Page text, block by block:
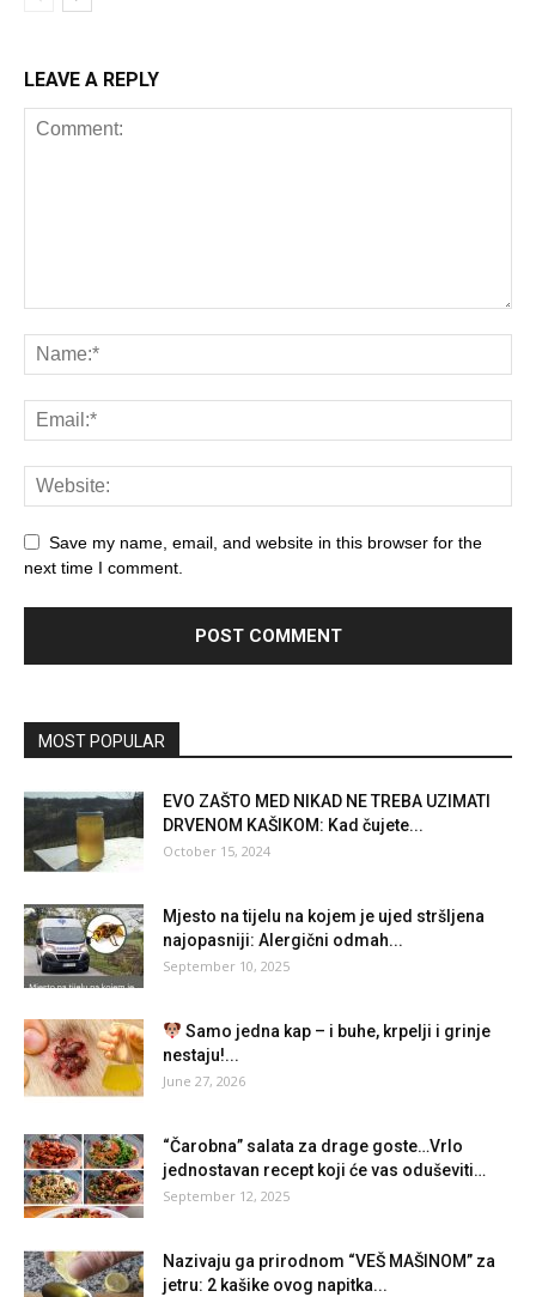
LEAVE A REPLY
Save my name, email, and website in this browser for the
next time I comment.
MOST POPULAR
EVO ZAŠTO MED NIKAD NE TREBA UZIMATI
DRVENOM KAŠIKOM: Kad čujete...
October 15, 2024
Mjesto na tijelu na kojem je ujed stršljena
najopasniji: Alergični odmah...
September 10, 2025
Samo jedna kap – i buhe, krpelji i grinje
nestaju!...
June 27, 2026
“Čarobna” salata za drage goste…Vrlo
jednostavan recept koji će vas oduševiti…
September 12, 2025
Nazivaju ga prirodnom “VEŠ MAŠINOM” za
jetru: 2 kašike ovog napitka...